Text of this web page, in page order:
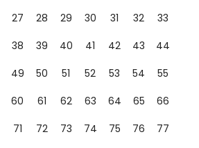
27 28 29 30 31 32
33
38 39 40 41 42 43
44
49 50 51 52 53 54
55
60 61 62 63 64 65
66
71 72 73 74 75 76
77